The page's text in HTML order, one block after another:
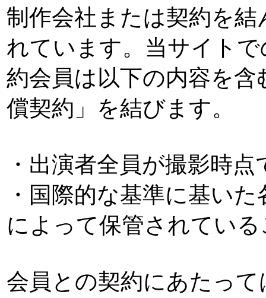
制作会社または契約を
れています。当サイト
約会員は以下の内容を
償契約」を結びます。
・出演者全員が撮影時
・国際的な基準に基い
によって保管されてい
会員との契約にあたっ